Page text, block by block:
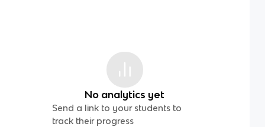
No analytics yet
Send a link to your students to
track their progress